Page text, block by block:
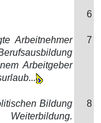
6
Arbeitnehmer
Arbeitgeber
7
Bildung
8